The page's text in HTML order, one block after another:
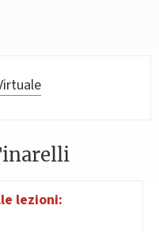
lezioni: